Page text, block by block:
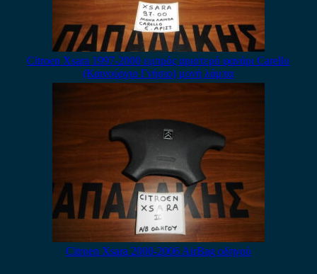
Citroen Xsara 1997-2000 εμπρός αριστερό φανάρι Carello
(Καινούργιο Γνήσιο) μονή λάμπα
Citroen Xsara 2000-2006 AirBag οδηγού